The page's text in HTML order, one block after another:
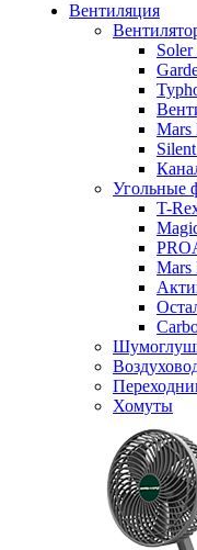
Вентиляция
Mars
Угольные
T-
Mars
Хомуты